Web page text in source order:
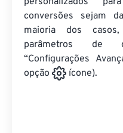
conversões sejam
maioria dos
parâmetros de
“Configurações
opção
ícone).